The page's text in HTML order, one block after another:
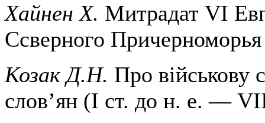
Хайнен X. Митрадат VI
Ссверного
Козак Д.Н. Про військову
слов’ян (І ст. до н. е. —